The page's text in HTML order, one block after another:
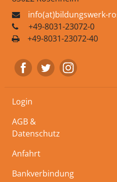
info(at)bildungswerk-
+49-8031-23072-0
+49-8031-23072-40
Login
AGB &
Datenschutz
Anfahrt
Bankverbindung